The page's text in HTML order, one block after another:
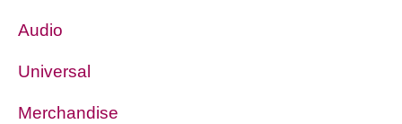
Audio
Universal
Merchandise